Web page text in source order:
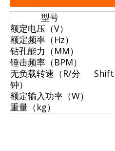
型号
额定电压（V）
额定频率（Hz）
钻孔能力（MM）
锤击频率（BPM）
无负载转速（R/分
钟）
额定输入功率（W）
重量（kg）